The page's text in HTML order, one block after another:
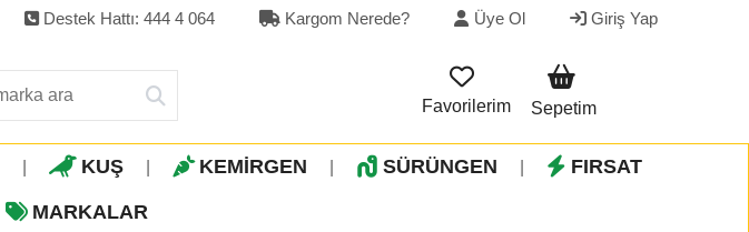
Destek Hattı: 444 4 064 Kargom Nerede? Üye Ol Giriş Yap
Favorilerim Sepetim
KUŞ KEMİRGEN SÜRÜNGEN FIRSAT
MARKALAR